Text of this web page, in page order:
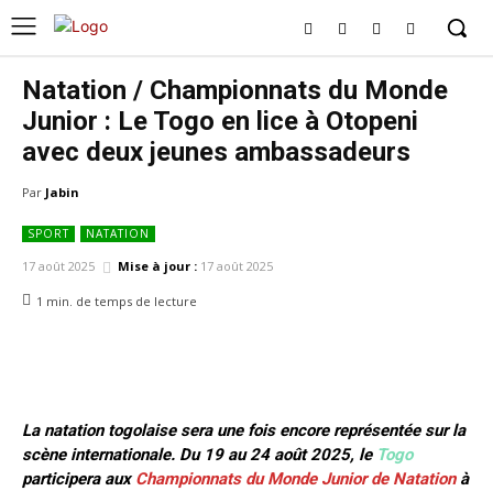
Natation / Championnats du Monde
Junior : Le Togo en lice à Otopeni
avec deux jeunes ambassadeurs
Par Jabin
SPORT NATATION
17 août 2025 Mise à jour : 17 août 2025
1 min. de temps de lecture
La natation togolaise sera une fois encore représentée sur la
scène internationale. Du 19 au 24 août 2025, le Togo
participera auxChampionnats du Monde Junior de Natation à